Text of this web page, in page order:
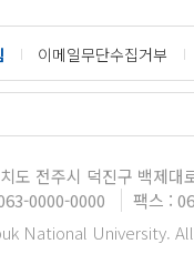
이메일무단수집거부
도 전주시 덕진구 백제대
0000-0000
팩스 :
National University.